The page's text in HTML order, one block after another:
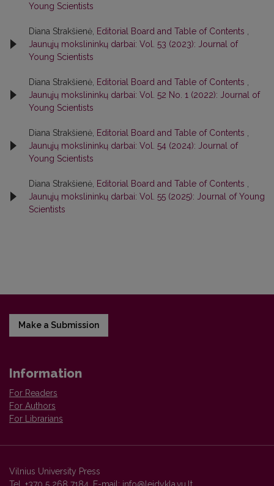
Young Scientists
Diana Strakšienė, Editorial Board and Table of Contents
Jaunųjų mokslininkų darbai: Vol. 53 (2023): Journal of
Young Scientists
Diana Strakšienė, Editorial Board and Table of Contents
Jaunųjų mokslininkų darbai: Vol. 52 No. 1 (2022): Journal of
Young Scientists
Diana Strakšienė, Editorial Board and Table of Contents
Jaunųjų mokslininkų darbai: Vol. 54 (2024): Journal of
Young Scientists
Diana Strakšienė, Editorial Board and Table of Contents
Jaunųjų mokslininkų darbai: Vol. 55 (2025): Journal of Young
Scientists
Make a Submission
Information
For Readers
For Authors
For Librarians
Vilnius University Press
Tel. +370 5 268 7184, E-mail: info@leidykla.vu.lt